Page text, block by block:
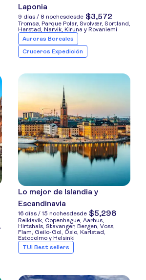
Laponia
9 días / 8 nochesdesde $3,572
Tromsø, Parque Polar, Svolvær, Sortland,
Harstad, Narvik, Kiruna y Rovaniemi
Auroras Boreales
Cruceros Expedición
Lo mejor de Islandia y
Escandinavia
16 días / 15 nochesdesde $5,298
Reikiavik, Copenhague, Aarhus,
Hirtshals, Stavanger, Bergen, Voss,
Flam, Geilo-Gol, Oslo, Karlstad,
Estocolmo y Helsinki
TUI Best sellers